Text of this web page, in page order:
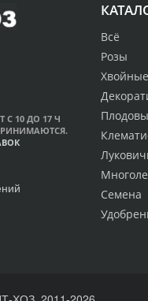
Всё
Розы
Хвойные
Семена
10 ДО 17 Ч